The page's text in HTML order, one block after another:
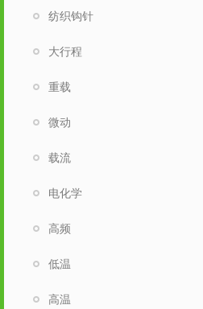
纺织钩针
大行程
重载
微动
载流
电化学
高频
低温
高温